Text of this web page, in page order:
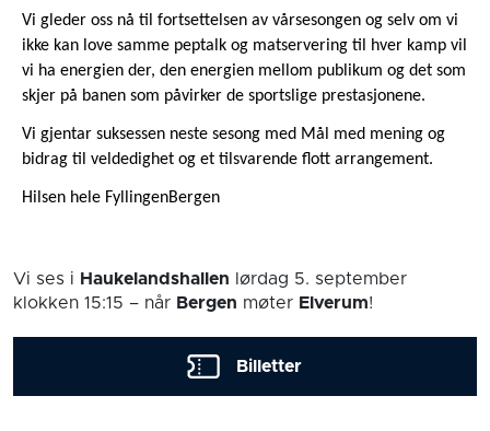
Vi gleder oss nå til fortsettelsen av vårsesongen og selv om vi
ikke kan love samme peptalk og matservering til hver kamp vil
vi ha energien der, den energien mellom publikum og det som
skjer på banen som påvirker de sportslige prestasjonene.
Vi gjentar suksessen neste sesong med Mål med mening og
bidrag til veldedighet og et tilsvarende flott arrangement.
Hilsen hele FyllingenBergen
Vi ses i Haukelandshallen lørdag 5. september
klokken 15:15 – når Bergen møter Elverum!
Billetter